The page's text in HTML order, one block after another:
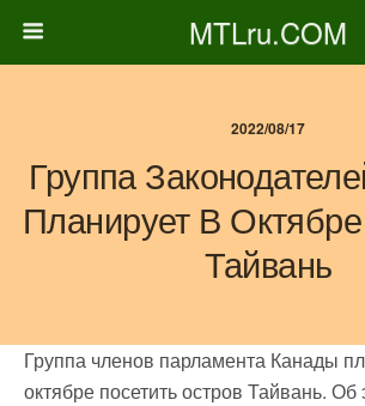
MTLru.COM
2022/08/17
Группа
Планирует В
Тайвань
Группа членов парламента Канады
октябре посетить остров Тайвань. Об